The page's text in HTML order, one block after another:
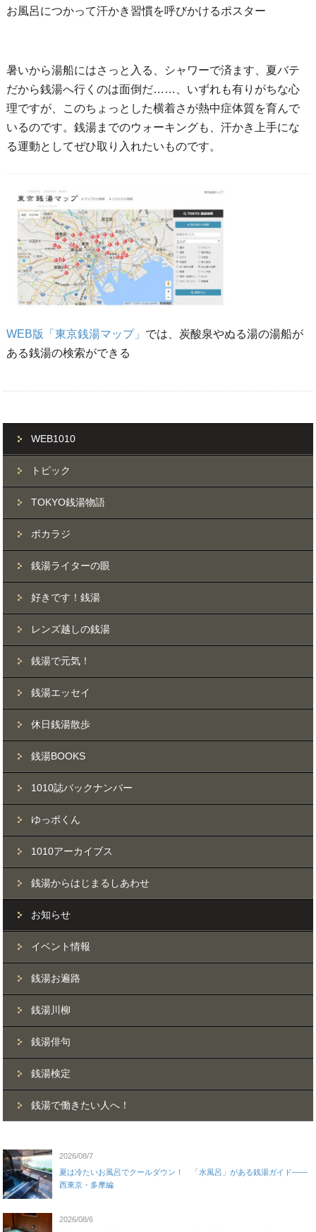
お風呂につかって汗かき習慣を呼びかけるポスター
暑いから湯船にはさっと入る、シャワーで済ます、夏バテ
だから銭湯へ行くのは面倒だ……、いずれも有りがちな心
理ですが、このちょっとした横着さが熱中症体質を育んで
いるのです。銭湯までのウォーキングも、汗かき上手にな
る運動としてぜひ取り入れたいものです。
WEB版「東京銭湯マップ」 では、炭酸泉やぬる湯の湯船が
ある銭湯の検索ができる
WEB1010
トピック
TOKYO銭湯物語
ポカラジ
銭湯ライターの眼
好きです！銭湯
レンズ越しの銭湯
銭湯で元気！
銭湯エッセイ
休日銭湯散歩
銭湯BOOKS
1010誌バックナンバー
ゆっポくん
1010アーカイブス
銭湯からはじまるしあわせ
お知らせ
イベント情報
銭湯お遍路
銭湯川柳
銭湯俳句
銭湯検定
銭湯で働きたい人へ！
2026/08/7
夏は冷たいお風呂でクールダウン！ 「水風呂」がある銭湯ガイド——
西東京・多摩編
2026/08/6